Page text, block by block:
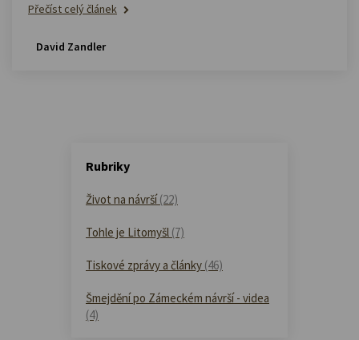
Přečíst celý článek
David Zandler
Rubriky
Život na návrší(22)
Tohle je Litomyšl (7)
Tiskové zprávy a články (46)
Šmejdění po Zámeckém návrší - videa
(4)